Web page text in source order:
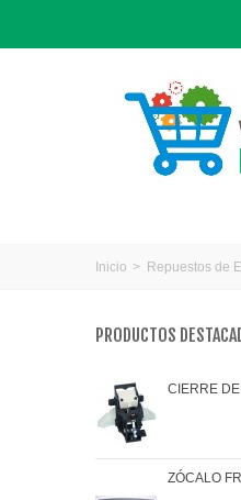
Inicio > Repuestos de
PRODUCTOS
CIERRE
ZÓCALO